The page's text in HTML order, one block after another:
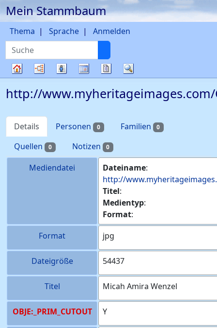
Weiter zu Hauptseite
Mein Stammbaum
Suche
Thema Sprache Anmelden
Diagramme
Listen KalenderBerichte
http://www.myheritageimages.com/
Details Personen 0 Familien 0
Quellen 0 Notizen 0
Mediendatei Dateiname:
http://
Titel:
Medientyp:
Format:
Format
jpg
Dateigröße 54437
Titel Micah Amira Wenzel
OBJE:_PRIM_CUTOUT Y